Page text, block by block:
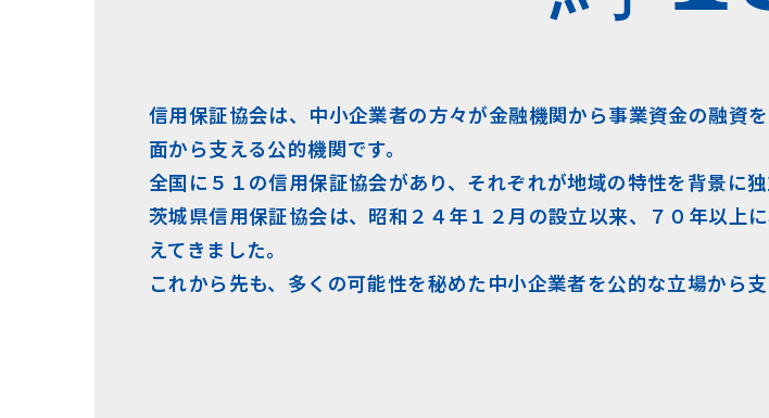
信用保証協会は、中小企業者の方々が金融機関から事業資金の融資
面から支える公的機関です。
全国に５１の信用保証協会があり、それぞれが地域の特性を背景に独
茨城県信用保証協会は、昭和２４年１２月の設立以来、７０年以上
えてきました。
これから先も、多くの可能性を秘めた中小企業者を公的な立場から